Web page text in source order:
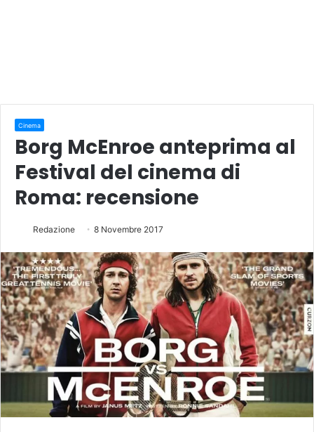
Cinema
Borg McEnroe anteprima al
Festival del cinema di
Roma: recensione
Redazione 8 Novembre 2017